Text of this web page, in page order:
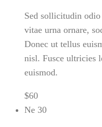
Sed sollicitudin
vitae urna ornare,
Donec ut tellus
nisl. Fusce ultricies
euismod.
$60
Ne 30